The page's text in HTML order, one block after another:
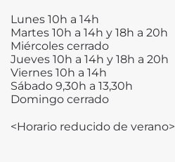
Lunes 10h a 14h
Martes 10h a 14h y 18h a 20h
Miércoles cerrado
Jueves 10h a 14h y 18h a 20h
Viernes 10h a 14h
Sábado 9,30h a 13,30h
Domingo cerrado
<Horario reducido de verano>